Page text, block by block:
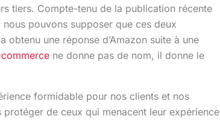
tiers. Compte-tenu de la publication récente
pouvons supposer que ces deux
a obtenu une réponse d’Amazon suite à une
ne donne pas de nom, il donne le
formidable pour nos clients et nos
de ceux qui menacent leur expérience